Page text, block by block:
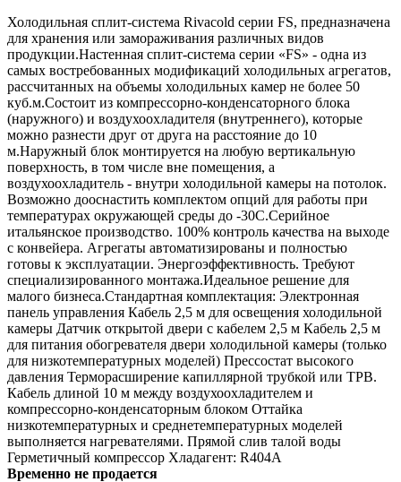
Холодильная сплит-система Rivacold серии FS, предназначена
для хранения или замораживания различных видов
продукции.Настенная сплит-система серии «FS» - одна из
самых востребованных модификаций холодильных агрегатов,
рассчитанных на объемы холодильных камер не более 50
куб.м.Состоит из компрессорно-конденсаторного блока
(наружного) и воздухоохладителя (внутреннего), которые
можно разнести друг от друга на расстояние до 10
м.Наружный блок монтируется на любую вертикальную
поверхность, в том числе вне помещения, а
воздухоохладитель - внутри холодильной камеры на потолок.
Возможно дооснастить комплектом опций для работы при
температурах окружающей среды до -30С.Серийное
итальянское производство. 100% контроль качества на выходе
с конвейера. Агрегаты автоматизированы и полностью
готовы к эксплуатации. Энергоэффективность. Требуют
специализированного монтажа.Идеальное решение для
малого бизнеса.Стандартная комплектация: Электронная
панель управления Кабель 2,5 м для освещения холодильной
камеры Датчик открытой двери с кабелем 2,5 м Кабель 2,5 м
для питания обогревателя двери холодильной камеры (только
для низкотемпературных моделей) Прессостат высокого
давления Терморасширение капиллярной трубкой или ТРВ.
Кабель длиной 10 м между воздухоохладителем и
компрессорно-конденсаторным блоком Оттайка
низкотемпературных и среднетемпературных моделей
выполняется нагревателями. Прямой слив талой воды
Герметичный компрессор Хладагент: R404A
Временно не продается